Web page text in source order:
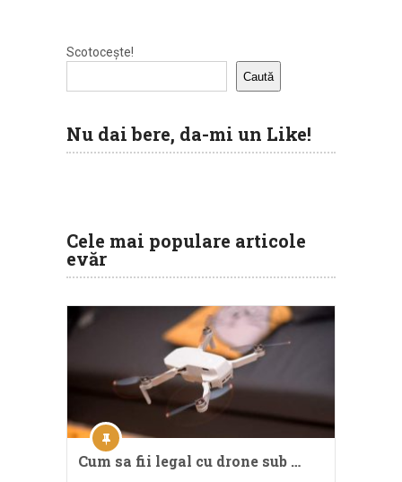
Scotocește!
Caută
Nu dai bere, da-mi un Like!
Cele mai populare articole
evăr
Cum sa fii legal cu drone sub …